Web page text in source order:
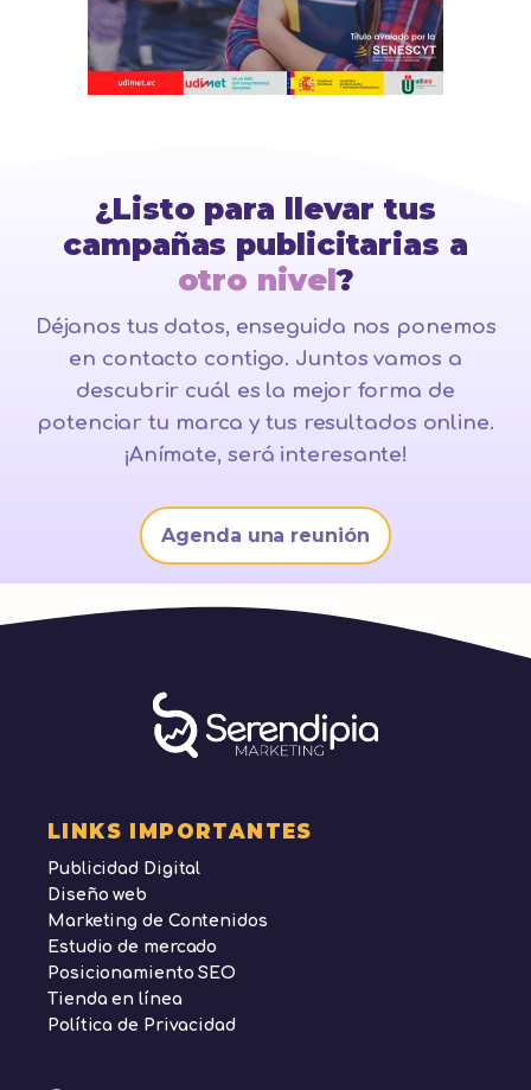
¿Listo para llevar tus
campañas publicitarias a
otro nivel?
Déjanos tus datos, enseguida nos ponemos
en contacto contigo. Juntos vamos a
descubrir cuál es la mejor forma de
potenciar tu marca y tus resultados online.
¡Anímate, será interesante!
Agenda una reunión
LINKS IMPORTANTES
Publicidad Digital
Diseño web
Marketing de Contenidos
Estudio de mercado
Posicionamiento SEO
Tienda en línea
Política de Privacidad